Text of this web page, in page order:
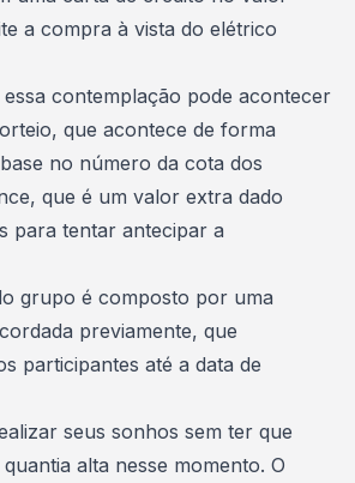
a compra à vista do elétrico
contemplação pode acontecer
que acontece de forma
no número da cota dos
que é um valor extra dado
para tentar antecipar a
grupo é composto por uma
previamente, que
participantes até a data de
seus sonhos sem ter que
alta nesse momento. O